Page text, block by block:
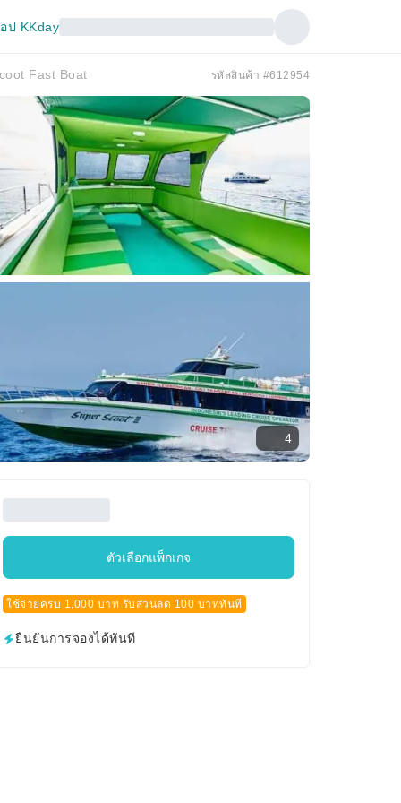
ป KKday
Fast Boat รหัสสินค้า #612954
4
ตัวเลือกแพ็กเกจ
ใช้จ่ายครบ 1,000 บาท รับส่วนลด 100 บาททันที
ยืนยันการจองได้ทันที